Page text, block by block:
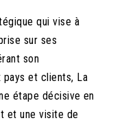
qui vise à
sur ses
son
pays et clients, La
étape décisive en
et une visite de